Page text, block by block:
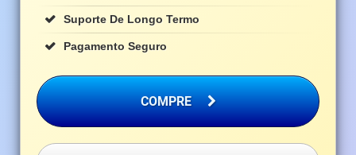
Suporte De Longo Termo
Pagamento Seguro
COMPRE